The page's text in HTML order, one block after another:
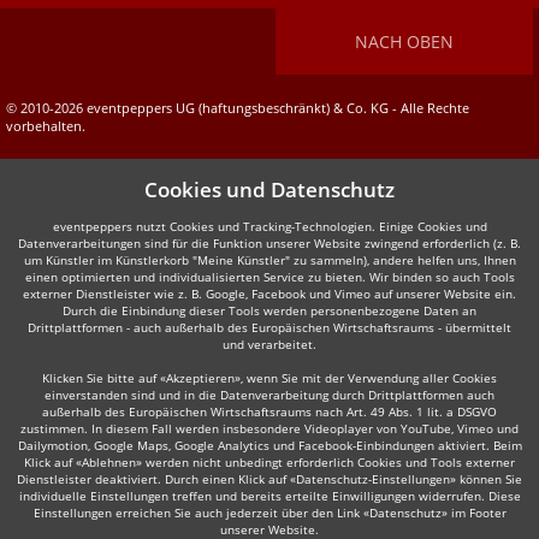
NACH OBEN
© 2010-2026 eventpeppers UG (haftungsbeschränkt) & Co. KG - Alle Rechte
vorbehalten.
Cookies und Datenschutz
eventpeppers nutzt Cookies und Tracking-Technologien. Einige Cookies und
Datenverarbeitungen sind für die Funktion unserer Website zwingend erforderlich (z. B.
um Künstler im Künstlerkorb "Meine Künstler" zu sammeln), andere helfen uns, Ihnen
einen optimierten und individualisierten Service zu bieten. Wir binden so auch Tools
externer Dienstleister wie z. B. Google, Facebook und Vimeo auf unserer Website ein.
Durch die Einbindung dieser Tools werden personenbezogene Daten an
Drittplattformen - auch außerhalb des Europäischen Wirtschaftsraums - übermittelt
und verarbeitet.
Klicken Sie bitte auf «Akzeptieren», wenn Sie mit der Verwendung aller Cookies
einverstanden sind und in die Datenverarbeitung durch Drittplattformen auch
außerhalb des Europäischen Wirtschaftsraums nach Art. 49 Abs. 1 lit. a DSGVO
zustimmen. In diesem Fall werden insbesondere Videoplayer von YouTube, Vimeo und
Dailymotion, Google Maps, Google Analytics und Facebook-Einbindungen aktiviert. Beim
Klick auf «Ablehnen» werden nicht unbedingt erforderlich Cookies und Tools externer
Dienstleister deaktiviert. Durch einen Klick auf «Datenschutz-Einstellungen» können Sie
individuelle Einstellungen treffen und bereits erteilte Einwilligungen widerrufen. Diese
Einstellungen erreichen Sie auch jederzeit über den Link «Datenschutz» im Footer
unserer Website.